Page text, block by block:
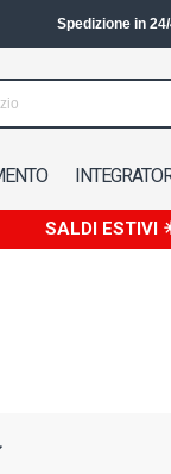
Spedizione in
SALDI ESTIVI